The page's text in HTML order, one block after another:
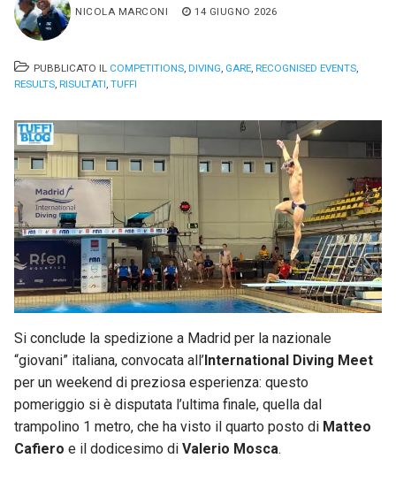
NICOLA MARCONI 14 GIUGNO 2026
PUBBLICATO IL COMPETITIONS, DIVING, GARE, RECOGNISED EVENTS,
RESULTS, RISULTATI, TUFFI
Si conclude la spedizione a Madrid per la nazionale
“giovani” italiana, convocata all’ International Diving Meet
per un weekend di preziosa esperienza: questo
pomeriggio si è disputata l’ultima finale, quella dal
trampolino 1 metro, che ha visto il quarto posto di Matteo
Cafiero e il dodicesimo di Valerio Mosca.